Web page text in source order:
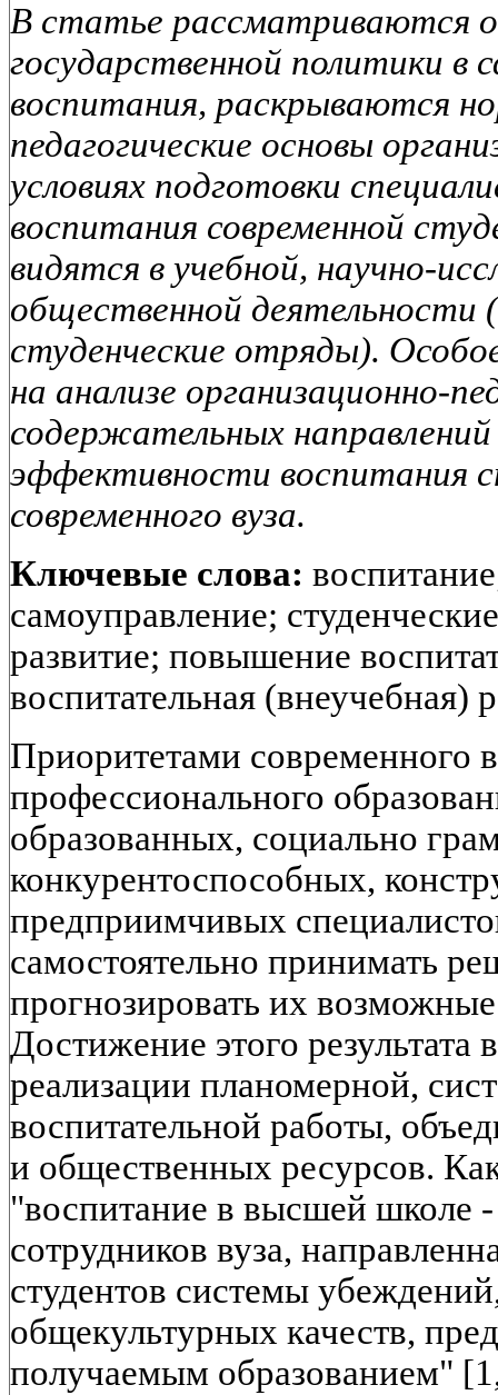
В статье рассматриваются
государственной политики в
воспитания, раскрываются
педагогические основы
условиях подготовки
воспитания современной
видятся в учебной, научно-
общественной деятельности
студенческие отряды).
на анализе организационно-
содержательных
эффективности воспитания
современного вуза.
Ключевые слова:
самоуправление;
развитие; повышение
воспитательная (внеучебная)
Приоритетами современного
профессионального
образованных, социально
конкурентоспособных,
предприимчивых
самостоятельно принимать
прогнозировать их
Достижение этого
реализации планомерной,
воспитательной работы,
и общественных ресурсов.
"воспитание в высшей школе -
сотрудников вуза,
студентов системы
общекультурных качеств,
получаемым образованием"